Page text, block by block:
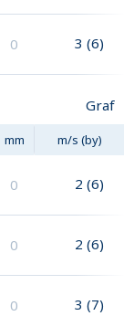
0 3 (6)
Graf
mm m/s (by)
0 2 (6)
0 2 (6)
0 3 (7)